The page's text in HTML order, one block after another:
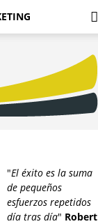
"El éxito es la suma
de pequeños
esfuerzos repetidos
día tras día" Robert